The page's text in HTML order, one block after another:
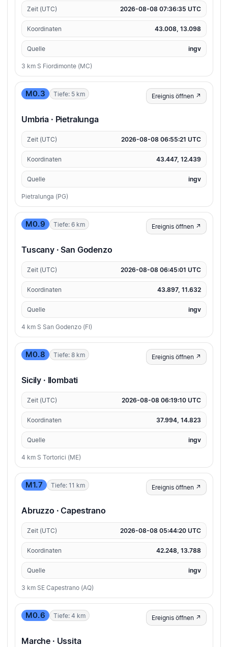
Zeit (UTC) 2026-08-08 07:36:35 UTC
Koordinaten 43.008, 13.098
Quelle ingv
3 km S Fiordimonte (MC)
M0.3 Tiefe: 5 km Ereignis öffnen ↗
Umbria · Pietralunga
Zeit (UTC) 2026-08-08 06:55:21 UTC
Koordinaten 43.447, 12.439
Quelle ingv
Pietralunga (PG)
M0.9 Tiefe: 6 km Ereignis öffnen ↗
Tuscany · San Godenzo
Zeit (UTC) 2026-08-08 06:45:01 UTC
Koordinaten 43.897, 11.632
Quelle ingv
4 km S San Godenzo (FI)
M0.8 Tiefe: 8 km Ereignis öffnen ↗
Sicily · Ilombati
Zeit (UTC) 2026-08-08 06:19:10 UTC
Koordinaten 37.994, 14.823
Quelle ingv
4 km S Tortorici (ME)
M1.7 Tiefe: 11 km Ereignis öffnen ↗
Abruzzo · Capestrano
Zeit (UTC) 2026-08-08 05:44:20 UTC
Koordinaten 42.248, 13.788
Quelle ingv
3 km SE Capestrano (AQ)
M0.6 Tiefe: 4 km Ereignis öffnen ↗
Marche · Ussita